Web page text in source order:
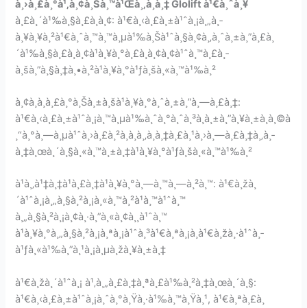
à¸›à¸£à¸°à¹‚à¸¢à¸Šà¸™à¹Œà¸‚à¸­à¸‡ Glolift à¹€à¸ˆà¸¥
à¸£à¸´à¹‰à¸§à¸£à¸­à¸¢: à¹€à¸‹à¸£à¸±à¹ˆà¸¡à¸„à¸­
à¸¥à¸¥à¸²à¹€à¸ˆà¸™à¸™à¸µà¹‰à¸Šà¹ˆà¸§à¸¢à¸‚à¸ˆà¸±à¸”à¸£à¸
´à¹‰à¸§à¸£à¸­à¸¢à¹à¸¥à¸°à¸£à¸­à¸¢à¸¢à¹ˆà¸™à¸£à¸­
à¸šà¸”à¸§à¸‡à¸•à¸²à¹à¸¥à¸°à¹ƒà¸šà¸«à¸™à¹‰à¸²
à¸¢à¸à¸à¸£à¸°à¸Šà¸±à¸šà¹à¸¥à¸°à¸ˆà¸±à¸”à¸—à¸£à¸‡:
à¹€à¸‹à¸£à¸±à¹ˆà¸¡à¸™à¸µà¹‰à¸ˆà¸°à¸ˆà¸³à¸à¸±à¸”à¸¥à¸±à¸à¸©à
¸“à¸°à¸—à¸µà¹ˆà¸›à¸£à¸²à¸à¸à¸‚à¸­à¸‡à¸£à¸¹à¸›à¸—à¸£à¸‡à¸‚à¸­
à¸‡à¸œà¸´à¸§à¸«à¸™à¸±à¸‡à¹à¸¥à¸°à¹ƒà¸šà¸«à¸™à¹‰à¸²
à¹à¸‚à¹‡à¸‡à¹à¸£à¸‡à¹à¸¥à¸°à¸—à¸™à¸—à¸²à¸™: à¹€à¸žà¸
´à¹ˆà¸¡à¸„à¸§à¸²à¸¡à¸«à¸™à¸²à¹à¸™à¹ˆà¸™
à¸„à¸§à¸²à¸¡à¸¢à¸·à¸”à¸«à¸¢à¸¸à¹ˆà¸™
à¹à¸¥à¸°à¸„à¸§à¸²à¸¡à¸ªà¸¡à¹ˆà¸³à¹€à¸ªà¸¡à¸­à¹€à¸žà¸·à¹ˆà¸­
à¹ƒà¸«à¹‰à¸”à¸¹à¸¡à¸µà¸žà¸¥à¸±à¸‡
à¹€à¸žà¸´à¹ˆà¸¡ à¹‚à¸„à¸£à¸‡à¸ªà¸£à¹‰à¸²à¸‡à¸œà¸´à¸§:
à¹€à¸‹à¸£à¸±à¹ˆà¸¡à¸ˆà¸°à¸Ÿà¸·à¹‰à¸™à¸Ÿà¸¹, à¹€à¸ªà¸£à¸